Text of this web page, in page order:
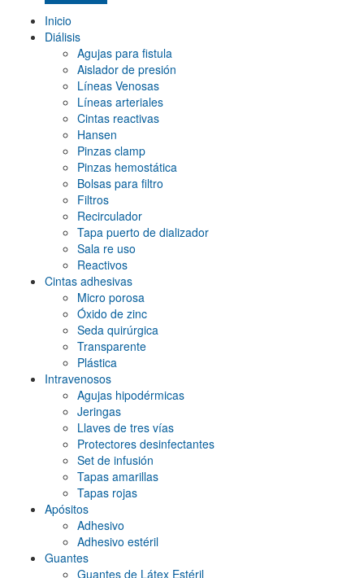
negro/rojo
negro/verde
plata rojo (0)
plata/azul(0)
plata/azul, plata/rojo, plata/negro
plata/negro(0)
rojo (0)
verde
Inicio
Diálisis
Agujas para fistula
Aislador de presión
Líneas Venosas
Líneas arteriales
Cintas reactivas
Hansen
Pinzas clamp
Pinzas hemostática
Bolsas para filtro
Filtros
Recirculador
Tapa puerto de dializador
Sala re uso
Reactivos
Cintas adhesivas
Micro porosa
Óxido de zinc
Seda quirúrgica
Transparente
Plástica
Intravenosos
Agujas hipodérmicas
Jeringas
Llaves de tres vías
Protectores desinfectantes
Set de infusión
Tapas amarillas
Tapas rojas
Apósitos
Adhesivo
Adhesivo estéril
Guantes
Guantes de Látex Estéril